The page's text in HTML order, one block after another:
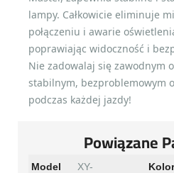
lampy. Całkowicie eliminuje
połączeniu i awarie
poprawiając widoczność i
Nie zadowalaj się zawodnym
stabilnym, bezproblemowym
podczas każdej jazdy!
Powiązane
Model
XY-
Kolor